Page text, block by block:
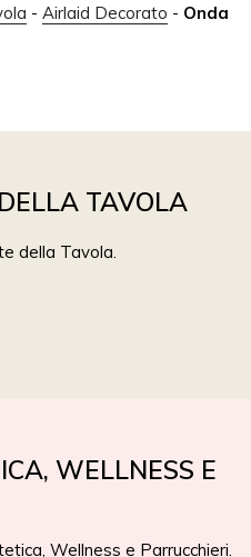
- Airlaid Decorato - Onda
TAVOLA
della Tavola.
WELLNESS E
Wellness e Parrucchieri.